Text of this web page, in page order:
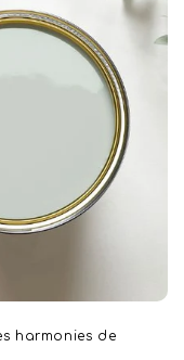
harmonies de